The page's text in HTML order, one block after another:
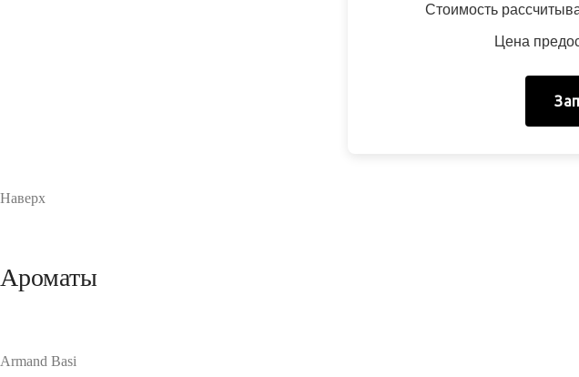
Стоимость
Цена
Наверх
Ароматы
Armand Basi